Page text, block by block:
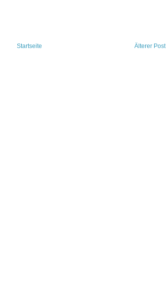
Älterer Post
Startseite